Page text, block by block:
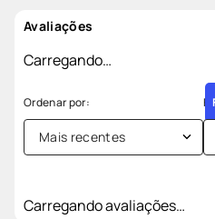
Avaliações
Carregando…
Mais recentes
Carregando avaliações…